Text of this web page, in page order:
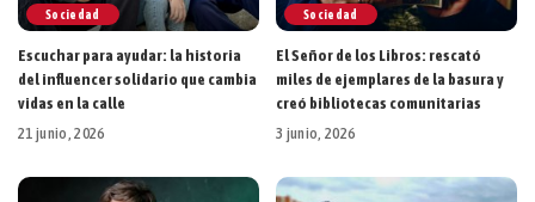
Sociedad
Escuchar para ayudar: la historia
del influencer solidario que cambia
vidas en la calle
21 junio, 2026
Sociedad
El Señor de los Libros: rescató
miles de ejemplares de la basura y
creó bibliotecas comunitarias
3 junio, 2026